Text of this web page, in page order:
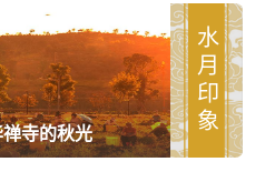
寺的秋光 水月印象